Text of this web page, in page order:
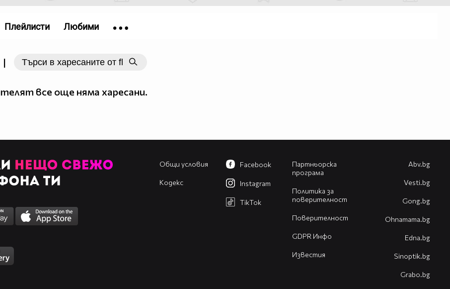
|
все още няма харесани.
Плейлисти Любими
Общи условия
Кодекс
Партньорска
програма
Политика за
поверителност
Поверителност
GDPR Инфо
Известия
Facebook
Instagram
TikTok
Abv.bg
Vesti.bg
Gong.bg
Оhnamama.bg
Edna.bg
Sinoptik.bg
Grabo.bg